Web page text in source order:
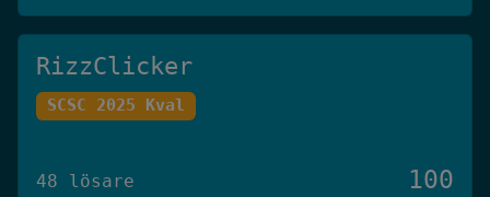
RizzClicker
SCSC 2025 Kval
48 lösare 100